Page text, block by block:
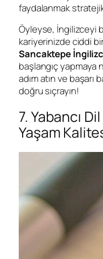
faydalanmak
Öyleyse, İngilizceyi
kariyerinizde ciddi
Sancaktepe
başlangıç yapmaya
adım atın ve başarı
doğru sıçrayın!
7. Yabancı
Yaşam